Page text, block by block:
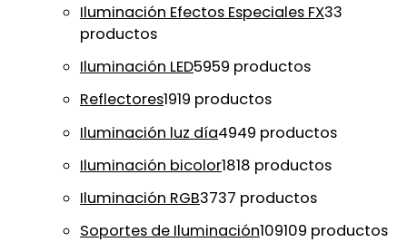
Iluminación Efectos Especiales FX33
productos
Iluminación LED5959 productos
Reflectores1919 productos
Iluminación luz día4949 productos
Iluminación bicolor1818 productos
Iluminación RGB3737 productos
Soportes de Iluminación109109 productos